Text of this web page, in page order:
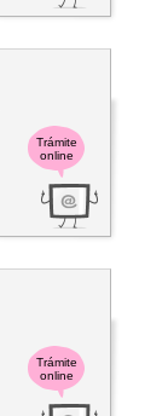
Trámite
online
Trámite
online